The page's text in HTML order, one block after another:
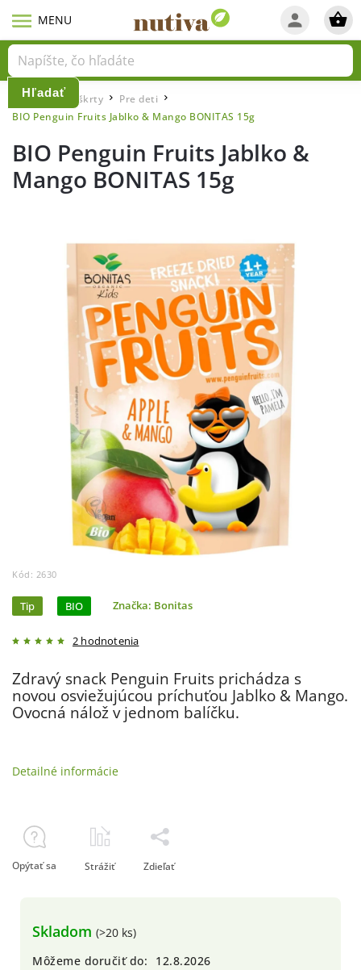
Hľadať
Domov / Maškrty / Pre deti /
BIO Penguin Fruits Jablko & Mango BONITAS 15g
BIO Penguin Fruits Jablko &
Mango BONITAS 15g
Kód: 2630
Tip BIO
2 hodnotenia
Značka: Bonitas
Skladom (>20 ks)
Môžeme doručiť do:
12.8.2026
Zdravý snack Penguin Fruits prichádza s
novou osviežujúcou príchuťou Jablko & Mango.
Ovocná nálož v jednom balíčku.
Detailné informácie
Opýtať sa Strážiť Zdieľať